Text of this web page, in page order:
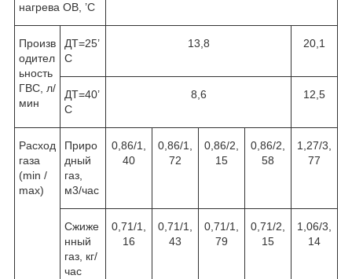
нагрева ОВ, ’С
Произв
одител
ьность
ГВС, л/
мин
ДТ=25’
С
13,8 20,1
ДТ=40’
С
8,6 12,5
Расход
газа
(min /
max)
Приро
дный
газ,
м3/час
0,86/1,
40
0,86/1,
72
0,86/2,
15
0,86/2,
58
1,27/3,
77
Сжиже
нный
газ, кг/
час
0,71/1,
16
0,71/1,
43
0,71/1,
79
0,71/2,
15
1,06/3,
14